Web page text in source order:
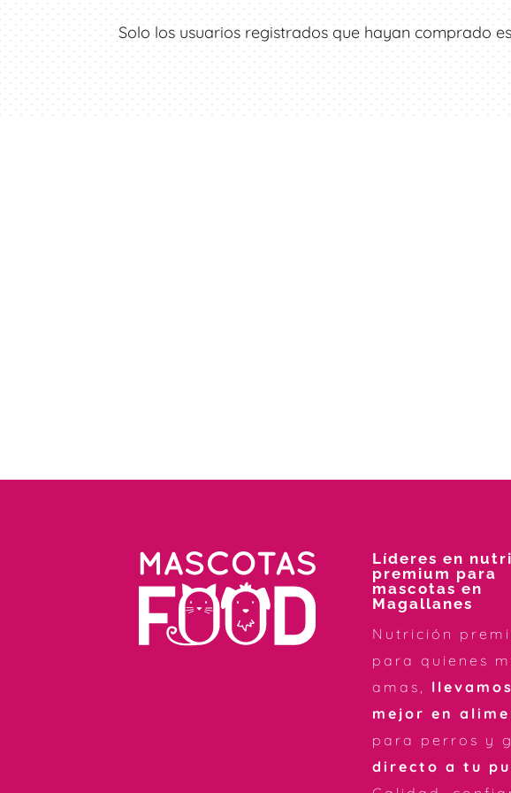
Solo los usuarios registrados que hayan comprado
Líderes en
premium para
mascotas en
Magallanes
Nutrición
para quienes
amas,
mejor en
para perros y
directo a tu